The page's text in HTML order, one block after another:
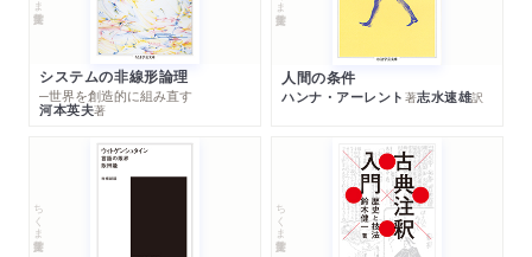
システムの非線形論理
─世界を創造的に組み直す
河本英夫著
人間の条件
ハンナ・アーレント 著志水速雄訳
ちくま学芸文庫 ちくま学芸文庫